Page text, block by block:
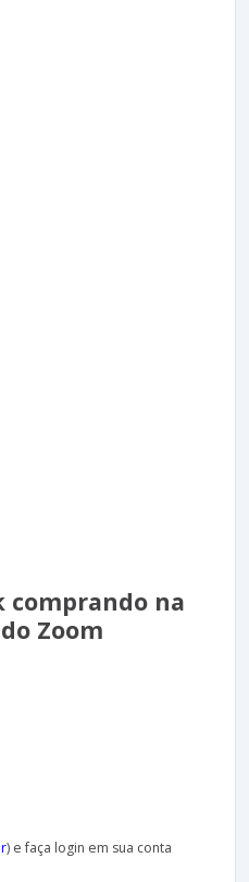
comprando na
Zoom
) e faça login em sua conta